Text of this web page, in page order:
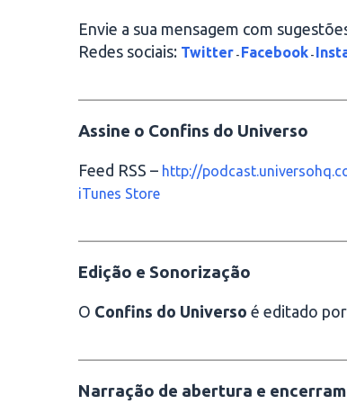
Envie a sua mensagem com
Redes sociais: Twitter - Facebook -
Assine o Confins do Universo
Feed RSS – http://
iTunes Store
Edição e Sonorização
O Confins do Universo é editado por
Narração de abertura e